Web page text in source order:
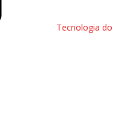
Tecnologia do